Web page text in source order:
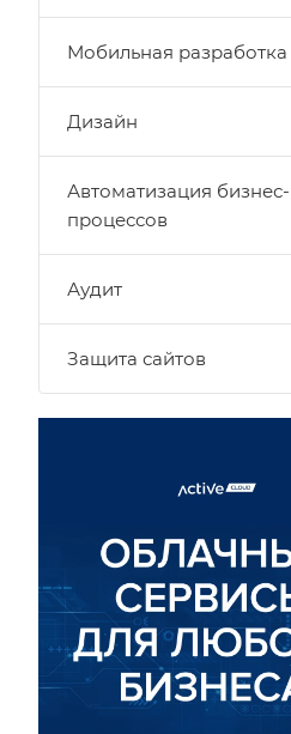
Мобильная разработка
Дизайн
Автоматизация бизнес-
процессов
Аудит
Защита сайтов